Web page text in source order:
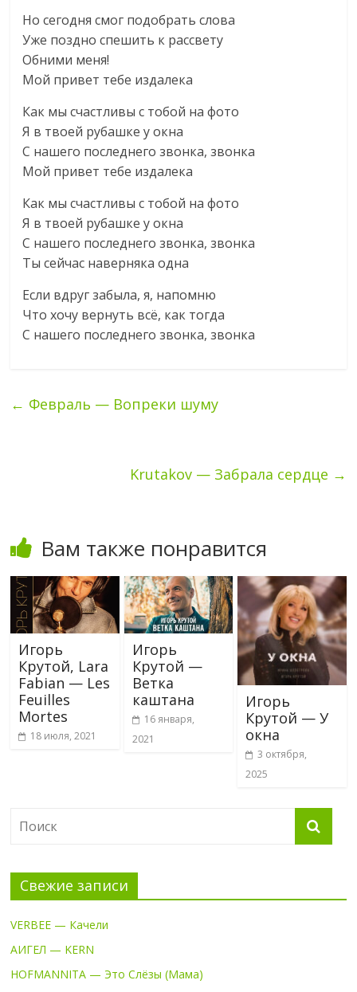
Но сегодня смог подобрать слова
Уже поздно спешить к рассвету
Обними меня!
Мой привет тебе издалека
Как мы счастливы с тобой на фото
Я в твоей рубашке у окна
С нашего последнего звонка, звонка
Мой привет тебе издалека
Как мы счастливы с тобой на фото
Я в твоей рубашке у окна
С нашего последнего звонка, звонка
Ты сейчас наверняка одна
Если вдруг забыла, я, напомню
Что хочу вернуть всё, как тогда
С нашего последнего звонка, звонка
← Февраль — Вопреки шуму
Krutakov — Забрала сердце →
Вам также понравится
Игорь
Крутой, Lara
Fabian — Les
Feuilles
Mortes
18 июля, 2021
Игорь
Крутой —
Ветка
каштана
16 января,
2021
Игорь
Крутой — У
окна
3 октября,
2025
Свежие записи
VERBEE — Качели
АИГЕЛ — KERN
HOFMANNITA — Это Слёзы (Мама)